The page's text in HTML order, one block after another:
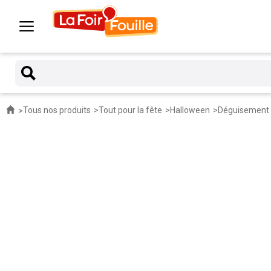
Tous nos produits Tout pour la fête Halloween